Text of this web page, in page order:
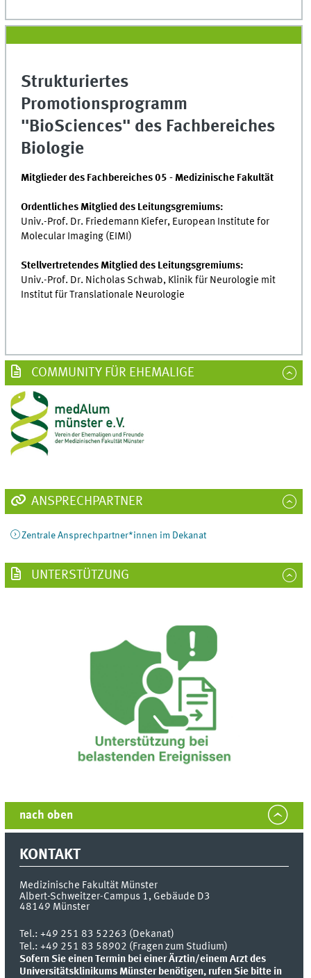
Strukturiertes
Promotionsprogramm
"BioSciences" des Fachbereiches
Biologie
Mitglieder des Fachbereiches 05 - Medizinische Fakultät
Ordentliches Mitglied des Leitungsgremiums:
Univ.-Prof. Dr. Friedemann Kiefer, European Institute for
Molecular Imaging (EIMI)
Stellvertretendes Mitglied des Leitungsgremiums:
Univ.-Prof. Dr. Nicholas Schwab, Klinik für Neurologie mit
Institut für Translationale Neurologie
COMMUNITY FÜR EHEMALIGE
ANSPRECHPARTNER
Zentrale Ansprechpartner*innen im Dekanat
UNTERSTÜTZUNG
nach oben
KONTAKT
Medizinische Fakultät Münster
Albert-Schweitzer-Campus 1, Gebäude D3
48149 Münster
Tel.:+49 251 83 52263 (Dekanat)
Tel.: +49 251 83 58902 (Fragen zum Studium)
Sofern Sie einen Termin bei einer Ärztin/einem Arzt des
Universitätsklinikums Münster benötigen, rufen Sie bitte in